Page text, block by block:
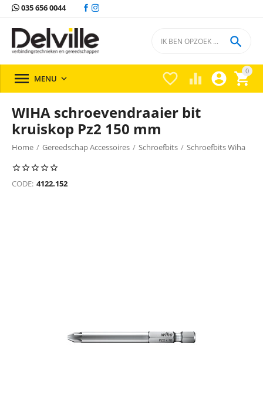
035 656 0044
0


 

 MENU 
WIHA schroevendraaier bit
kruiskop Pz2 150 mm
Home / Gereedschap Accessoires / Schroefbits / Schroefbits Wiha
/
CODE: 4122.152